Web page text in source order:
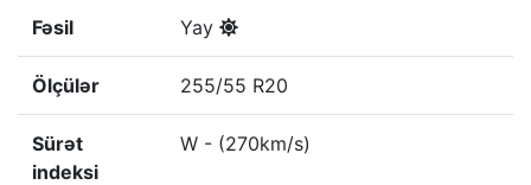
Fəsil Yay
Ölçülər 255/55 R20
Sürət
indeksi
W - (270km/s)